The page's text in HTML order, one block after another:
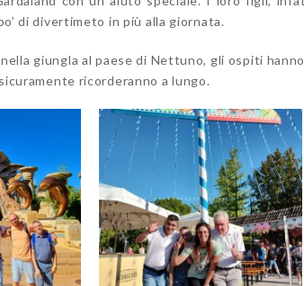
di divertimeto in più alla giornata.
nella giungla al paese di Nettuno, gli ospiti
ricorderanno a lungo.